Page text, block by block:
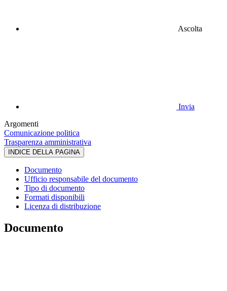
Ascolta
Invia
Argomenti
Comunicazione politica
Trasparenza amministrativa
INDICE DELLA PAGINA
Documento
Ufficio responsabile del documento
Tipo di documento
Formati disponibili
Licenza di distribuzione
Documento